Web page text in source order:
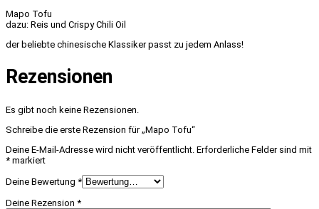
Mapo Tofu
dazu: Reis und Crispy Chili Oil
der beliebte chinesische Klassiker passt zu jedem Anlass!
Rezensionen
Es gibt noch keine Rezensionen.
Schreibe die erste Rezension für „Mapo Tofu“
Deine E-Mail-Adresse wird nicht veröffentlicht. Erforderliche Felder sind mit
* markiert
Deine Bewertung *
Deine Rezension *